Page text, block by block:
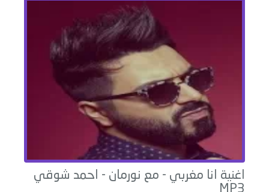
اغنية انا مغربي - مع نورمان -
احمد شوقي
MP3